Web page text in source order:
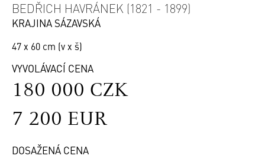
BEDŘICH HAVRÁNEK (1821 - 1899)
KRAJINA SÁZAVSKÁ
47 x 60 cm (v x š)
VYVOLÁVACÍ CENA
180 000 CZK
7 200 EUR
DOSAŽENÁ CENA